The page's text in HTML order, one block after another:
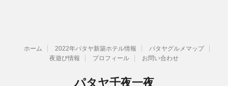
ホーム 2022年パタヤ新築ホテル情報
パタヤグルメマップ
夜遊び情報
プロフィール お問い合わせ
パタヤ千夜一夜